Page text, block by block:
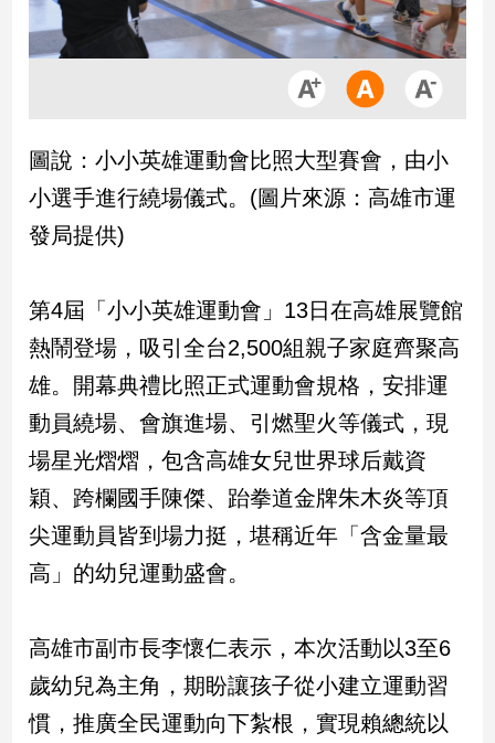
治
焦
點
觀
民
調
國
會
焦
觀
點
兩
岸/
國
圖說：小小英雄運動會比照大型賽會，由小
小選手進行繞場儀式。(圖片來源：高雄市運
發局提供)
第4屆「小小英雄運動會」13日在高雄展覽館
熱鬧登場，吸引全台2,500組親子家庭齊聚高
雄。開幕典禮比照正式運動會規格，安排運
動員繞場、會旗進場、引燃聖火等儀式，現
場星光熠熠，包含高雄女兒世界球后戴資
穎、跨欄國手陳傑、跆拳道金牌朱木炎等頂
尖運動員皆到場力挺，堪稱近年「含金量最
高」的幼兒運動盛會。
高雄市副市長李懷仁表示，本次活動以3至6
歲幼兒為主角，期盼讓孩子從小建立運動習
慣，推廣全民運動向下紮根，實現賴總統以